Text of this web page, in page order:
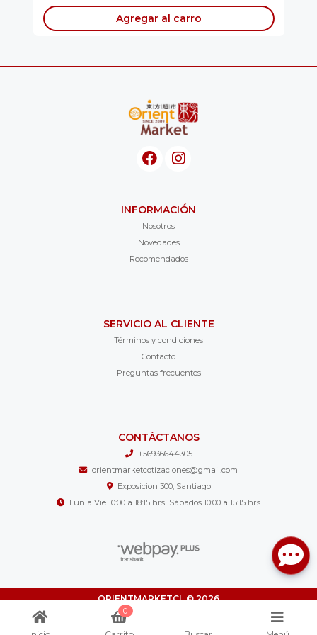
Agregar al carro
INFORMACIÓN
Nosotros
Novedades
Recomendados
SERVICIO AL CLIENTE
Términos y condiciones
Contacto
Preguntas frecuentes
CONTÁCTANOS
+56936644305
orientmarketcotizaciones@gmail.com
Exposicion 300, Santiago
Lun a Vie 10:00 a 18:15 hrs| Sábados 10:00 a 15:15 hrs
ORIENTMARKETCL © 2026
¿Te gusta mi tienda? Yo vendo con
0